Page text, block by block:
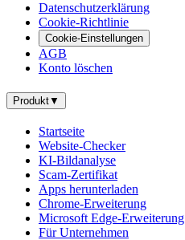
Datenschutzerklärung
Cookie-Richtlinie
Cookie-Einstellungen
AGB
Konto löschen
Produkt▼
Startseite
Website-Checker
KI-Bildanalyse
Scam-Zertifikat
Apps herunterladen
Chrome-Erweiterung
Microsoft Edge-Erweiterung
Für Unternehmen